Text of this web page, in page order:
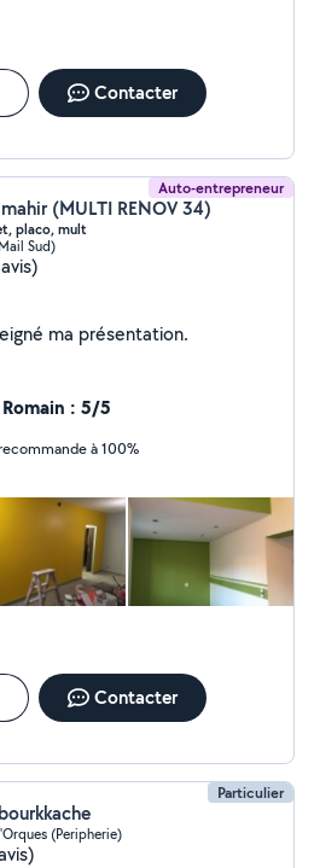
pas en cas de besoin .
Contacter
Auto-entrepreneur
(MULTI RENOV 34)
placo, mult
Sud)
Je n'ai pas encore renseigné ma présentation.
: 5/5
à 100%
Contacter
Particulier
(Peripherie)